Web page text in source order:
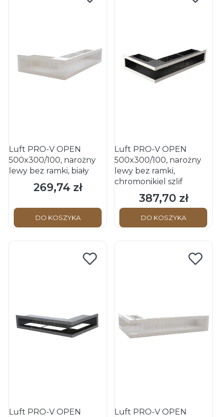
Luft PRO-V OPEN
500x300/100, narożny
lewy bez ramki, biały
Cena
269,74 zł
DO KOSZYKA
Luft PRO-V OPEN
500x300/100, narożny
lewy bez ramki,
chromonikiel szlif
Cena
387,70 zł
DO KOSZYKA
Luft PRO-V OPEN
Luft PRO-V OPEN